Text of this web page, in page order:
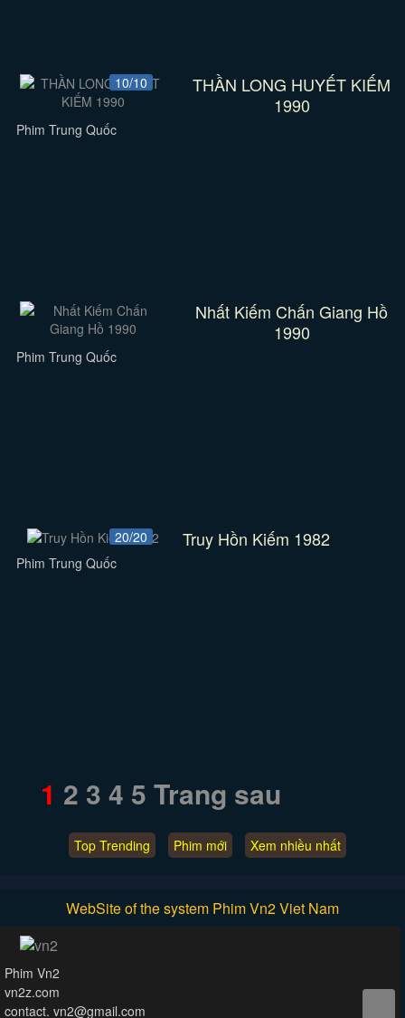
10/10
THẦN LONG HUYẾT KIẾM
1990
Phim Trung Quốc
Nhất Kiếm Chấn Giang Hồ
1990
Phim Trung Quốc
20/20 Truy Hồn Kiếm 1982
Phim Trung Quốc
1 2 3 4 5 Trang sau
Top Trending Phim mới Xem nhiều nhất
WebSite of the system Phim Vn2 Viet Nam
Phim Vn2
vn2z.com
contact. vn2@gmail.com